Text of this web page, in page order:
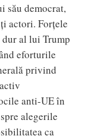
său democrat,
actori. Forțele
al lui Trump
eforturile
privind
anti-UE în
alegerile
ca